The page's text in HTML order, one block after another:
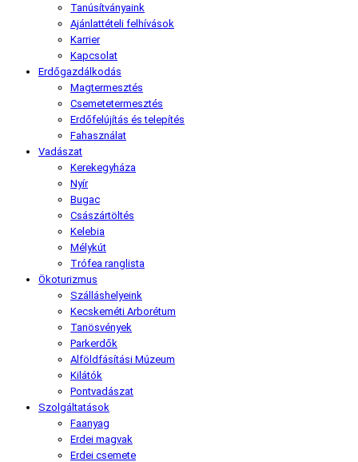
Tanúsítványaink
Ajánlattételi felhívások
Karrier
Kapcsolat
Erdőgazdálkodás
Magtermesztés
Csemetetermesztés
Erdőfelújítás és telepítés
Fahasználat
Vadászat
Kerekegyháza
Nyír
Bugac
Császártöltés
Kelebia
Mélykút
Trófea ranglista
Ökoturizmus
Szálláshelyeink
Kecskeméti Arborétum
Tanösvények
Parkerdők
Alföldfásítási Múzeum
Kilátók
Pontvadászat
Szolgáltatások
Faanyag
Erdei magvak
Erdei csemete